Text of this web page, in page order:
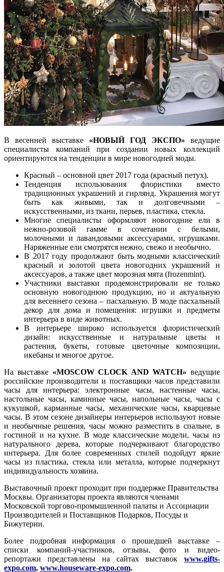
В весенней выставке «НОВЫЙ ГОД ЭКСПО» ведущие
специалисты компаний при создании новых коллекций
ориентируются на тенденции в мире новогодней моды.
Красный – основной цвет 2017 года (красный петух).
Тенденция использования флористики вместо
традиционных украшений и гирлянд. Украшения могут
быть как живыми, так и долговечными –
искусственными, из ткани, перьев, пластика, стекла.
Многие специалисты оформляют новогодние ели в
нежно-розовой гамме в сочетании с белыми,
молочными и лавандовыми аксессуарами, игрушками.
Наряженные ели смотрятся нежно, свежо и необычно.
В 2017 году продолжают быть модными классический
красный и золотой цвета новогодних украшений и
аксессуаров, а также цвет морозная мята (frozenmint).
Участники выставки продемонстрировали не только
основную новогоднюю продукцию, но и актуальную
для весеннего сезона – пасхальную. В моде пасхальный
декор для дома и помещения: игрушки и предметы
интерьера в виде животных.
В интерьере широко используется флористический
дизайн: искусственные и натуральные цветы и
растения, букеты, готовые цветочные композиции,
икебаны и многое другое.
На выставке «MOSCOW CLOCK AND WATCH» ведущие
российские производители и поставщики часов представили
часы для интерьера: электронные часы, настенные часы,
настольные часы, каминные часы, напольные часы, часы с
кукушкой, карманные часы, механические часы, кварцевые
часы. В этом сезоне дизайнеры интерьеров используют новые
и необычные решения, часы можно разместить в спальне, в
гостиной и на кухне. В моде классические модели, часы из
натурального дерева, которые подчеркивают благородство
интерьера. Для более современных стилей подойдут яркие
часы из пластика, стекла или металла, которые подчеркнут
индивидуальность хозяина.
Выставочный проект проходит при поддержке Правительства
Москвы. Организаторы проекта являются членами
Московской торгово-промышленной палаты и Ассоциации
Производителей и Поставщиков Подарков, Посуды и
Бижутерии.
Более подробная информация о прошедшей выставке –
списки компаний-участников, отзывы, фото и видео-
репортажи представлены на сайтах выставок www.gifts-
expo.com, www.houseware-expo.com.